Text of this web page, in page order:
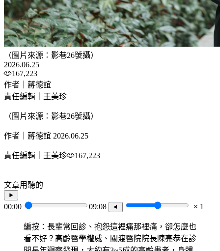
（圖片來源：影巷26號攝）
2026.06.25
167,223
作者｜蔣德誼
責任編輯｜王美珍
（圖片來源：影巷26號攝）
作者｜蔣德誼 2026.06.25
責任編輯｜王美珍 167,223
文章用聽的
00:00 09:08 1
編按：長輩常回診、抱怨這裡痛那裡痛，卻怎麼也
看不好？高齡醫學權威、關渡醫院院長陳亮恭在診